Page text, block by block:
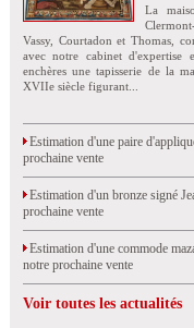
La
Vassy, Courtadon et Thomas,
avec notre cabinet d'expertise
enchères une tapisserie de la
XVIIe siècle figurant...
Estimation d'une paire
prochaine vente
Estimation d'un bronze signé
prochaine vente
Estimation d'une commode
notre prochaine vente
Voir toutes les actualités